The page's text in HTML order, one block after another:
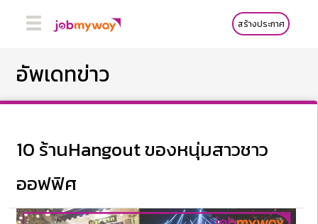
สร้างประกาศ
อัพเดทข่าว
10 ร้านHangout ของหนุ่มสาวชาว
ออฟฟิศ